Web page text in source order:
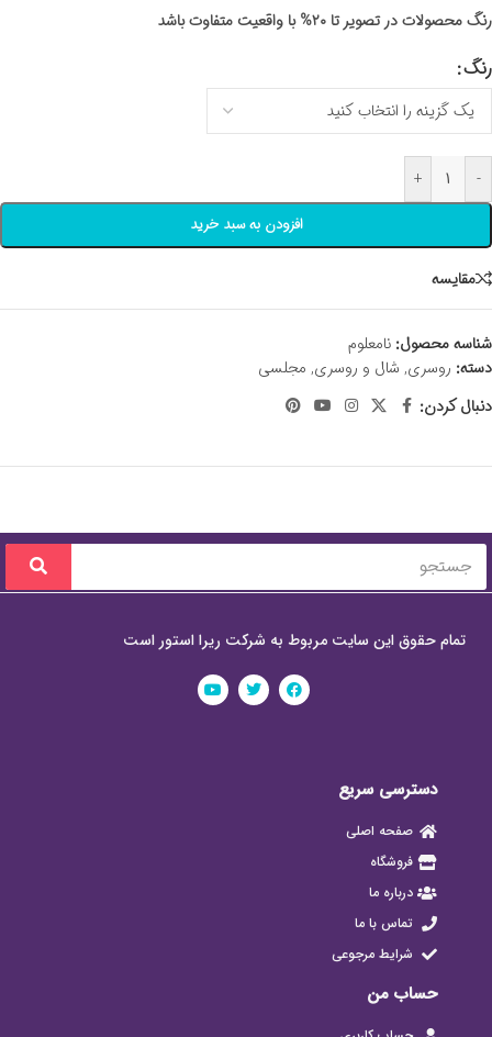
رنگ محصولات در تصویر تا ۲۰% با واقعیت متفاوت باشد
رنگ
-
+
افزودن به سبد خرید
مقايسه
شناسه محصول: نامعلوم
دسته: روسری, شال و روسری, مجلسی
دنبال کردن:
تمام حقوق این سایت مربوط به شرکت ریرا استور است
دسترسی سریع
صفحه اصلی
فروشگاه
درباره ما
تماس با ما
شرایط مرجوعی
حساب من